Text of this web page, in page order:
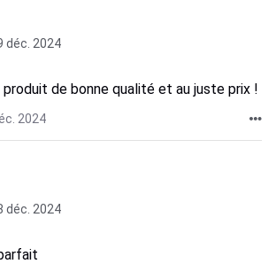
déc. 2024
produit de bonne qualité et au juste prix !
2024
déc. 2024